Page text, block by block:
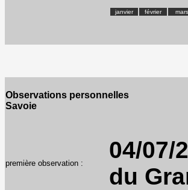
janvier février mars
Observations personnelles
Savoie
première observation :
04/07/
du